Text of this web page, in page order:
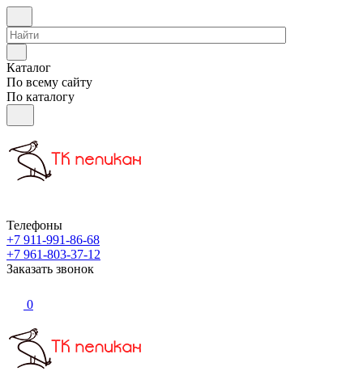
Каталог
По всему сайту
По каталогу
Телефоны
+7 911-991-86-68
+7 961-803-37-12
Заказать звонок
0